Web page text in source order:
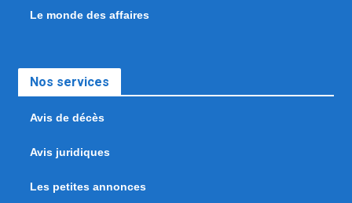
Le monde des affaires
Nos services
Avis de décès
Avis juridiques
Les petites annonces